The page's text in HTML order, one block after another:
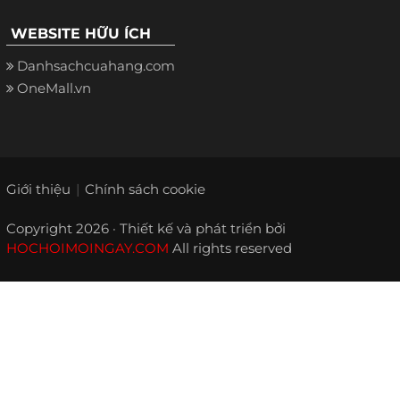
WEBSITE HỮU ÍCH
Danhsachcuahang.com
OneMall.vn
Giới thiệu Chính sách cookie
Copyright 2026 · Thiết kế và phát triển bởi
HOCHOIMOINGAY.COM All rights reserved